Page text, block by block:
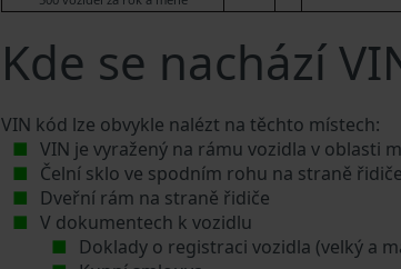
Kde se nachází
VIN kód lze obvykle nalézt na těchto místech:
VIN je vyražený na rámu vozidla v oblasti
Čelní sklo ve spodním rohu na straně řidiče
Dveřní rám na straně řidiče
V dokumentech k vozidlu
Doklady o registraci vozidla (velký a